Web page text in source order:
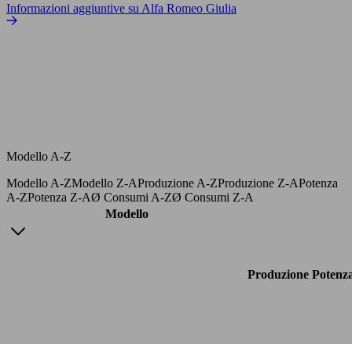
Informazioni aggiuntive su Alfa Romeo Giulia
Modello A-Z
Modello A-ZModello Z-AProduzione A-ZProduzione Z-APotenza
A-ZPotenza Z-AØ Consumi A-ZØ Consumi Z-A
Modello
Produzione